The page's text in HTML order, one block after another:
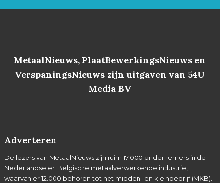
MetaalNieuws, PlaatBewerkingsNieuws en
VerspaningsNieuws zijn uitgaven van 54U
Media BV
Adverteren
De lezers van MetaalNieuws zijn ruim 17.000 ondernemers in de
Nederlandse en Belgische metaalverwerkende industrie,
waarvan er 12.000 behoren tot het midden- en kleinbedrijf (MKB).